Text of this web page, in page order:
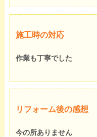
施工時の対応
作業も丁寧でした
リフォーム後の感想
今の所ありません